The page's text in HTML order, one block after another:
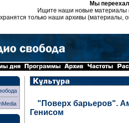
Мы
Ищите наши новые материалы
только наши архивы (материалы,
"Поверх барьеров".
Генисом